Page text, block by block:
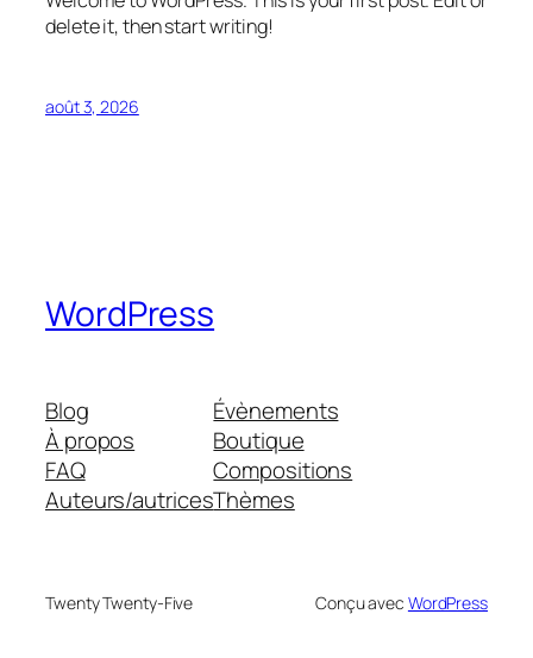
delete it, then start writing!
août 3, 2026
WordPress
Blog
À propos
FAQ
Auteurs/autrices
Évènements
Boutique
Compositions
Thèmes
Twenty Twenty-Five Conçu avec WordPress